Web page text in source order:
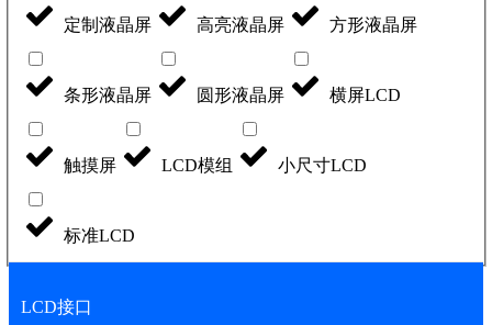
定制液晶屏 高亮液晶屏 方形液晶屏
条形液晶屏 圆形液晶屏 横屏LCD
触摸屏 LCD模组 小尺寸LCD
标准LCD
LCD接口